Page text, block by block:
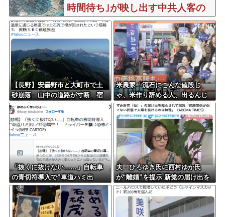
時間待ち｣が映し出す中共人客の
本音
【長野】安曇野市と大町市で土
砂崩落 山中の道路が寸断 宿
泊客や登山客など計400人近くが
孤立か 土石流で橋が流された
との情報も
米農家「流石にこんな値段じ
ゃ、米作り辞める人、出るんじ
ゃないかなあ？？」
「抜くに抜けない……」自転車
の青切符導入で”車道ハミ出
し”が急増中
夫・ひろゆき氏に西村ゆか氏
が“離婚”を提示 新党の届け出を
知らされず激怒「信頼関係が保
てず夫婦を続けるのは無理」